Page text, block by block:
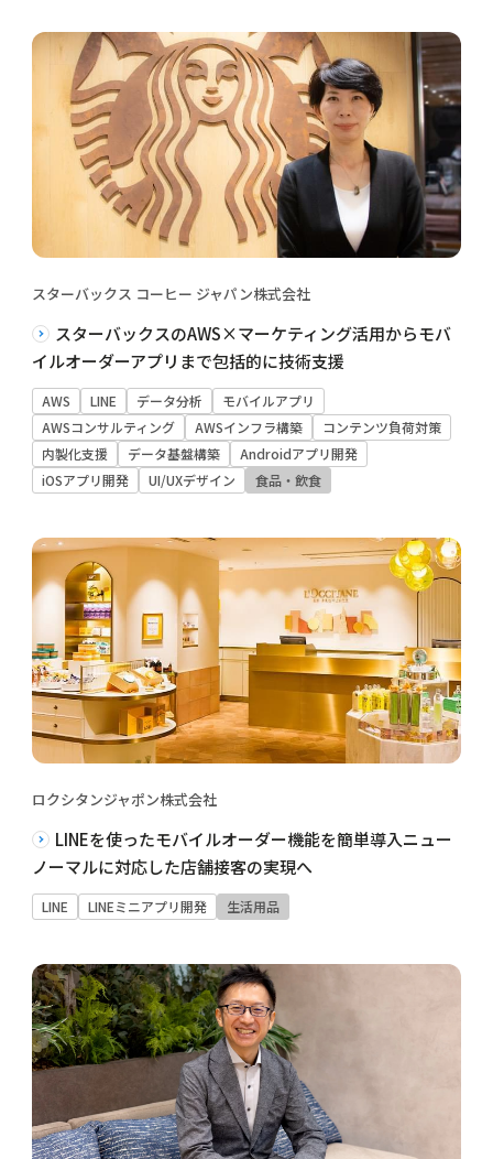
スターバックス コーヒー ジャパン株式会社
スターバックスのAWS×マーケティング活用からモバ
イルオーダーアプリまで包括的に技術支援
AWS LINE データ分析
モバイルアプリ
AWSコンサルティング
AWSインフラ構築
コンテンツ負荷対策
内製化支援
データ基盤構築
Androidアプリ開発
iOSアプリ開発
UI/UXデザイン 食品・飲食
ロクシタンジャポン株式会社
LINEを使ったモバイルオーダー機能を簡単導入ニュー
ノーマルに対応した店舗接客の実現へ
LINE LINEミニアプリ開発 生活用品